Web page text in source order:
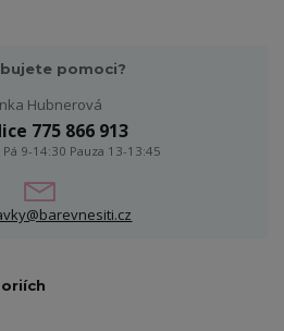
pomoci?
Hubnerová
775 866 913
9-14:30 Pauza 13-13:45